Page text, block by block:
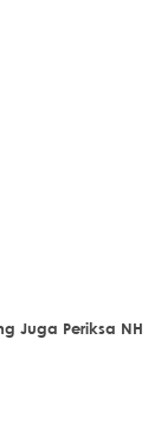
Juga Periksa NH